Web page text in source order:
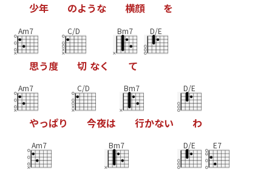
少年 のような 横顔 を
Am7
思う度
C/D
切 なく
Bm7
て
D/E
Am7
やっぱり
C/D
今夜は
Bm7
行かない
D/E
わ
Am7 Bm7 D/E E7